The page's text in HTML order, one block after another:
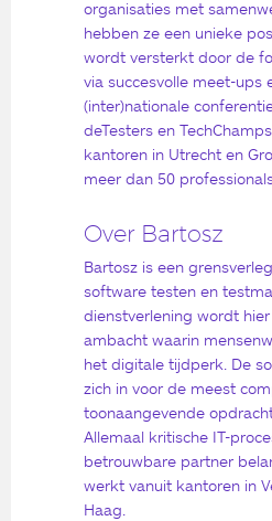
organisaties met
hebben ze een unieke
wordt versterkt door de
via succesvolle meet-ups
(inter)nationale
deTesters en
kantoren in Utrecht en
meer dan 50
Over Bartosz
Bartosz is een
software testen en
dienstverlening wordt
ambacht waarin
het digitale tijdperk. De
zich in voor de meest
toonaangevende
Allemaal kritische IT-
betrouwbare partner
werkt vanuit kantoren in
Haag.